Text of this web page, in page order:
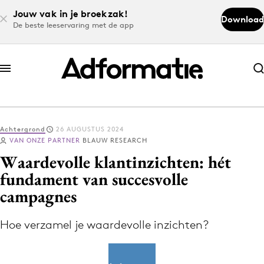
Jouw vak in je broekzak!
De beste leeservaring met de app
Download
Abonneer nu
Abonneer nu
Log in
Download de app
Volg het laatste nieuws via de Adformatie
Achtergrond
26 AUGUSTUS 2024
VAN ONZE PARTNER BLAUW RESEARCH
Waardevolle klantinzichten: hét
fundament van succesvolle
campagnes
Hoe verzamel je waardevolle inzichten?